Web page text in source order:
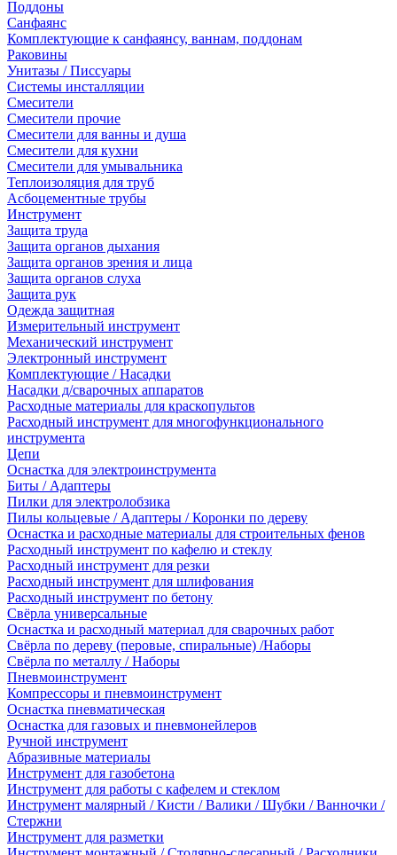
Поддоны
Санфаянс
Комплектующие к санфаянсу, ваннам, поддонам
Раковины
Унитазы / Писсуары
Системы инсталляции
Смесители
Смесители прочие
Смесители для ванны и душа
Смесители для кухни
Смесители для умывальника
Теплоизоляция для труб
Асбоцементные трубы
Инструмент
Защита труда
Защита органов дыхания
Защита органов зрения и лица
Защита органов слуха
Защита рук
Одежда защитная
Измерительный инструмент
Механический инструмент
Электронный инструмент
Комплектующие / Насадки
Насадки д/сварочных аппаратов
Расходные материалы для краскопультов
Расходный инструмент для многофункционального
инструмента
Цепи
Оснастка для электроинструмента
Биты / Адаптеры
Пилки для электролобзика
Пилы кольцевые / Адаптеры / Коронки по дереву
Оснастка и расходные материалы для строительных фенов
Расходный инструмент по кафелю и стеклу
Расходный инструмент для резки
Расходный инструмент для шлифования
Расходный инструмент по бетону
Свёрла универсальные
Оснастка и расходный материал для сварочных работ
Свёрла по дереву (перовые, спиральные) /Наборы
Свёрла по металлу / Наборы
Пневмоинструмент
Компрессоры и пневмоинструмент
Оснастка пневматическая
Оснастка для газовых и пневмонейлеров
Ручной инструмент
Абразивные материалы
Инструмент для газобетона
Инструмент для работы с кафелем и стеклом
Инструмент малярный / Кисти / Валики / Шубки / Ванночки /
Стержни
Инструмент для разметки